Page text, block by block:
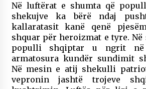
Në luftërat e shumta që
shekujve ka bërë ndaj
kallaratasit kanë qenë
shquar për heroizmat e tyre.
populli shqiptar u ngrit
armatosura kundër sundimit
Në mesin e atij shekulli
vepronin jashtë trojeve